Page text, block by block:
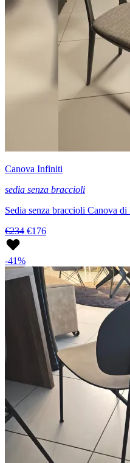
Canova Infiniti
sedia senza braccioli
Sedia senza braccioli Canova
€234 €176
-41%